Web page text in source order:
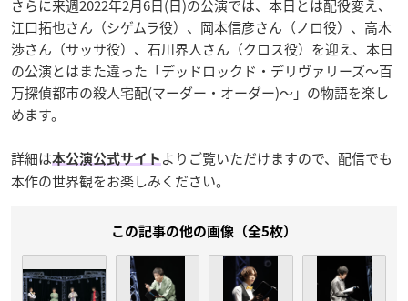
さらに来週2022年2月6日(日)の公演では、本日とは配役変え、
江口拓也さん（シゲムラ役）、岡本信彦さん（ノロ役）、高木
渉さん（サッサ役）、石川界人さん（クロス役）を迎え、本日
の公演とはまた違った「デッドロックド・デリヴァリーズ～百
万探偵都市の殺人宅配(マーダー・オーダー)～」の物語を楽し
めます。
詳細は本公演公式サイト よりご覧いただけますので、配信でも
本作の世界観をお楽しみください。
この記事の他の画像（全5枚）